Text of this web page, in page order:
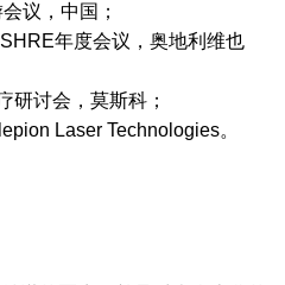
议，中国；
年度会议，奥地利维也
研讨会，莫斯科；
Laser Technologies。